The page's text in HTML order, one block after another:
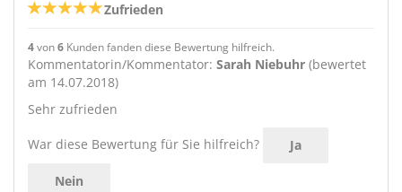
Zufrieden
4von6 Kunden fanden diese Bewertung hilfreich.
Kommentatorin/Kommentator: Sarah Niebuhr (bewertet
am 14.07.2018)
Sehr zufrieden
War diese Bewertung für Sie hilfreich? Ja
Nein